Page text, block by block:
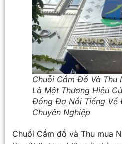
Chuỗi Cầm Đồ Và Thu
Là Một Thương Hiệu
Đống Đa Nổi Tiếng Về
Chuyên Nghiệp
Chuỗi Cầm đồ và Thu mua